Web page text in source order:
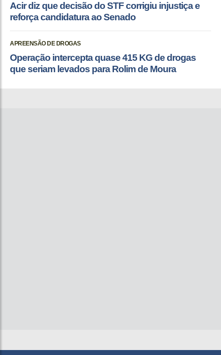
Acir diz que decisão do STF corrigiu injustiça e
reforça candidatura ao Senado
APREENSÃO DE DROGAS
Operação intercepta quase 415 KG de drogas
que seriam levados para Rolim de Moura